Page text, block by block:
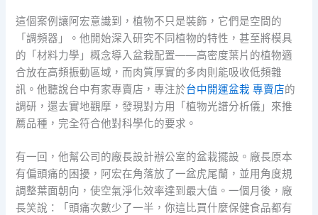
這個案例讓阿宏意識到，植物不只是裝飾，它們是空間的
「調頻器」。他開始深入研究不同植物的特性，甚至將模具
的「材料力學」概念導入盆栽配置——高密度葉片的植物適
合放在高頻振動區域，而肉質厚實的多肉則能吸收低頻雜
訊。他聽說台中有家專賣店，專注於台中開運盆栽 專賣店的
調研，還去實地觀摩，發現對方用「植物光譜分析儀」來推
薦品種，完全符合他對科學化的要求。
有一回，他幫公司的廠長設計辦公室的盆栽擺設。廠長原本
有偏頭痛的困擾，阿宏在角落放了一盆虎尾蘭，並用角度規
調整葉面朝向，使空氣淨化效率達到最大值。一個月後，廠
長笑說：「頭痛次數少了一半，你這比買什麼保健食品都有